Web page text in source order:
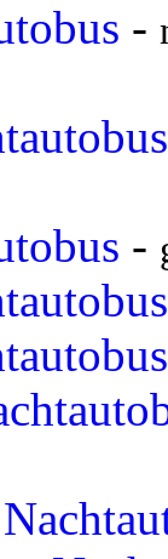
-
-